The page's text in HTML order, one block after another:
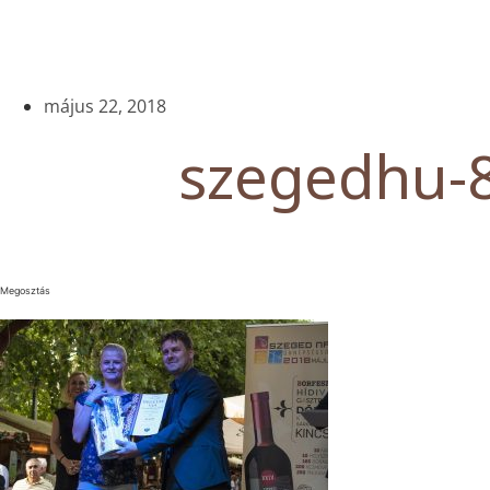
május 22, 2018
szegedhu-
Megosztás